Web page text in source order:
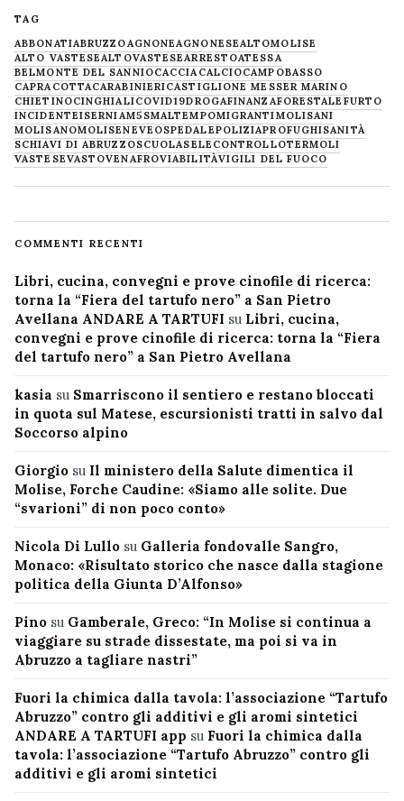
TAG
ABBONATIABRUZZOAGNONEAGNONESEALTOMOLISE
ALTO VASTESEALTOVASTESEARRESTOATESSA
BELMONTE DEL SANNIOCACCIACALCIOCAMPOBASSO
CAPRACOTTACARABINIERICASTIGLIONE MESSER MARINO
CHIETINOCINGHIALICOVID19DROGAFINANZAFORESTALE FURTO
INCIDENTEISERNIAM5SMALTEMPOMIGRANTIMOLISANI
MOLISANOMOLISENEVE OSPEDALEPOLIZIAPROFUGHISANITÀ
SCHIAVI DI ABRUZZOSCUOLASELECONTROLLOTERMOLI
VASTESEVASTOVENAFROVIABILITÀVIGILI DEL FUOCO
COMMENTI RECENTI
Libri, cucina, convegni e prove cinofile di ricerca:
torna la “Fiera del tartufo nero” a San Pietro
Avellana ANDARE A TARTUFI su Libri, cucina,
convegni e prove cinofile di ricerca: torna la “Fiera
del tartufo nero” a San Pietro Avellana
kasia su Smarriscono il sentiero e restano bloccati
in quota sul Matese, escursionisti tratti in salvo dal
Soccorso alpino
Giorgio su Il ministero della Salute dimentica il
Molise, Forche Caudine: «Siamo alle solite. Due
“svarioni” di non poco conto»
Nicola Di Lullo su Galleria fondovalle Sangro,
Monaco: «Risultato storico che nasce dalla stagione
politica della Giunta D’Alfonso»
Pino su Gamberale, Greco: “In Molise si continua a
viaggiare su strade dissestate, ma poi si va in
Abruzzo a tagliare nastri”
Fuori la chimica dalla tavola: l’associazione “Tartufo
Abruzzo” contro gli additivi e gli aromi sintetici
ANDARE A TARTUFI app su Fuori la chimica dalla
tavola: l’associazione “Tartufo Abruzzo” contro gli
additivi e gli aromi sintetici